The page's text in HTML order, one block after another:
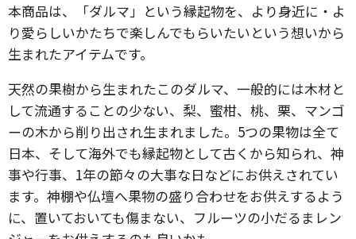
本商品は、「ダルマ」という縁起物を、より身近に・よ
り愛らしいかたちで楽しんでもらいたいという想いから
生まれたアイテムです。
天然の果樹から生まれたこのダルマ、一般的には木材と
して流通することの少ない、梨、蜜柑、桃、栗、マンゴ
ーの木から削り出され生まれました。5つの果物は全て
日本、そして海外でも縁起物として古くから知られ、神
事や行事、1年の節々の大事な日などにお供えされてい
ます。神棚や仏壇へ果物の盛り合わせをお供えするよう
に、置いておいても傷まない、フルーツの小だるまレン